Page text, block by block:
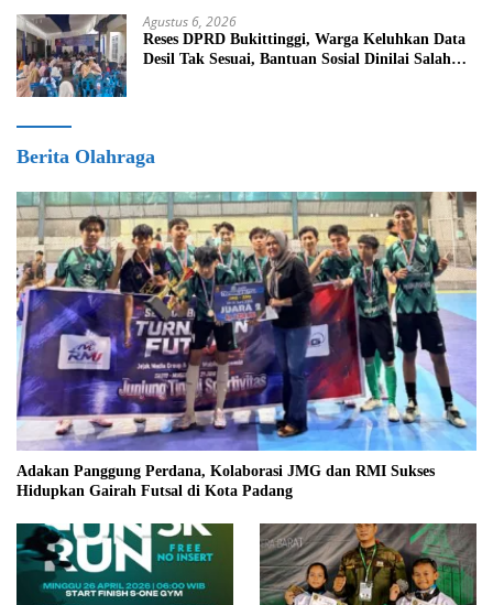
Agustus 6, 2026
Reses DPRD Bukittinggi, Warga Keluhkan Data
Desil Tak Sesuai, Bantuan Sosial Dinilai Salah
Berita Olahraga
Adakan Panggung Perdana, Kolaborasi JMG dan RMI Sukses
Hidupkan Gairah Futsal di Kota Padang